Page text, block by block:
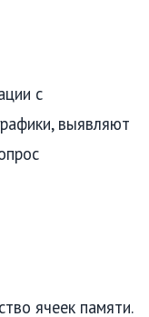
с
выявляют
ячеек памяти.